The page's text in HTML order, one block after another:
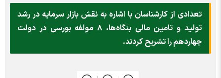
تعدادی از کارشناسان با اشاره به نقش بازار سرمایه در رشد
تولید و تامین مالی بنگاه‌ها، ۸ مولفه بورسی در دولت
چهاردهم را تشریح کردند.